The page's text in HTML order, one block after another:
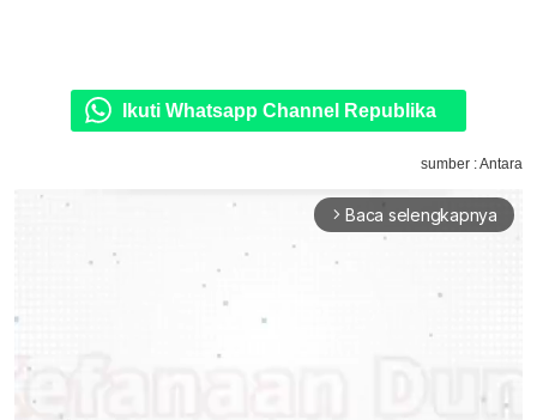
Ikuti Whatsapp Channel Republika
sumber : Antara
arrow_forward_ios Baca selengkapnya